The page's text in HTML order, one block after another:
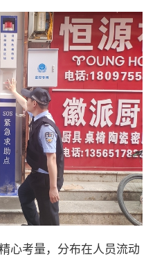
心考量，分布在人员流动